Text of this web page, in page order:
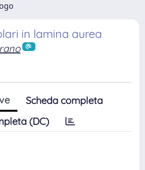
in lamina aurea
Scheda completa
(DC)